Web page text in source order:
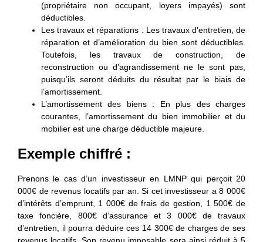
(propriétaire non occupant, loyers impayés) sont
déductibles.
Les travaux et réparations : Les travaux d’entretien, de
réparation et d’amélioration du bien sont déductibles.
Toutefois, les travaux de construction, de
reconstruction ou d’agrandissement ne le sont pas,
puisqu’ils seront déduits du résultat par le biais de
l’amortissement.
L’amortissement des biens: En plus des charges
courantes, l’amortissement du bien immobilier et du
mobilier est une charge déductible majeure.
Exemple chiffré :
Prenons le cas d’un investisseur en LMNP qui perçoit 20
000€ de revenus locatifs par an. Si cet investisseur a 8 000€
d’intérêts d’emprunt, 1 000€ de frais de gestion, 1 500€ de
taxe foncière, 800€ d’assurance et 3 000€ de travaux
d’entretien, il pourra déduire ces 14 300€ de charges de ses